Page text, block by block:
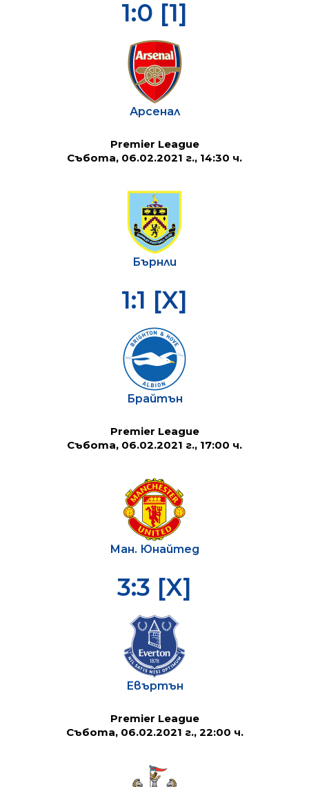
1:0 [1]
Арсенал
Premier League
Събота, 06.02.2021 г., 14:30 ч.
Бърнли
1:1 [X]
Брайтън
Premier League
Събота, 06.02.2021 г., 17:00 ч.
Ман. Юнайтед
3:3 [X]
Евъртън
Premier League
Събота, 06.02.2021 г., 22:00 ч.